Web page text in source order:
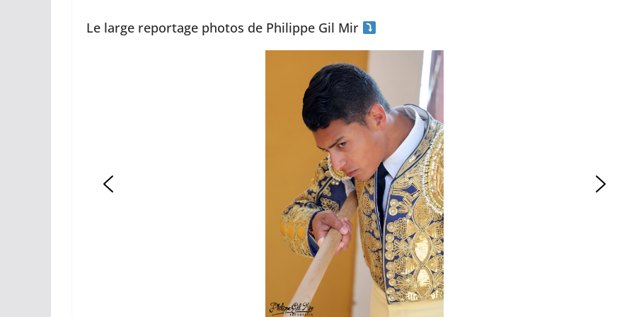
Le large reportage photos de Philippe Gil Mir
ACTUALITÉS TAURINES
CHRONIQUES TAURINES 2026
Arles : au seuil des
espérances.
02/04/2026 Olivier Castelnau
Istres : la feria des